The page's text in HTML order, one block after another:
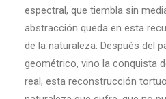
espectral, que tiembla sin
abstracción queda en esta
de la naturaleza. Después del
geométrico, vino la conquista
real, esta reconstrucción